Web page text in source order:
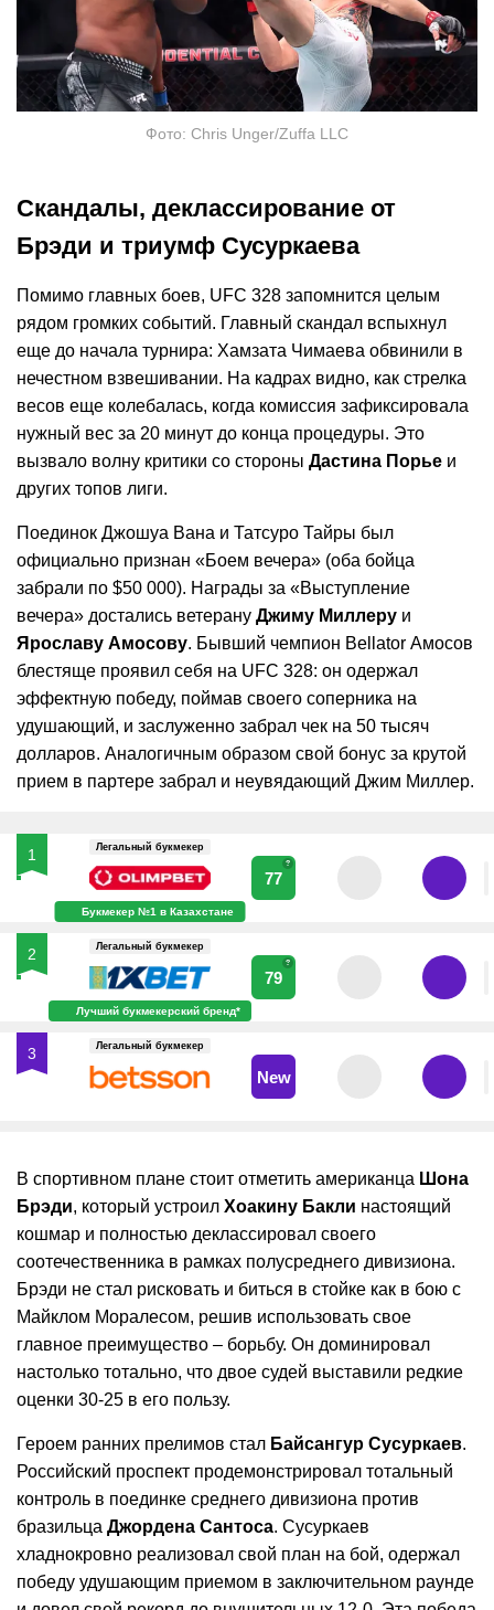
Фото: Chris Unger/Zuffa LLC
Скандалы, деклассирование от
Брэди и триумф Сусуркаева
Помимо главных боев, UFC 328 запомнится целым
рядом громких событий. Главный скандал вспыхнул
еще до начала турнира: Хамзата Чимаева обвинили в
нечестном взвешивании. На кадрах видно, как стрелка
весов еще колебалась, когда комиссия зафиксировала
нужный вес за 20 минут до конца процедуры. Это
вызвало волну критики со стороны Дастина Порье и
других топов лиги.
Поединок Джошуа Вана и Татсуро Тайры был
официально признан «Боем вечера» (оба бойца
забрали по $50 000). Награды за «Выступление
вечера» достались ветерану Джиму Миллеру и
Ярославу Амосову. Бывший чемпион Bellator Амосов
блестяще проявил себя на UFC 328: он одержал
эффектную победу, поймав своего соперника на
удушающий, и заслуженно забрал чек на 50 тысяч
долларов. Аналогичным образом свой бонус за крутой
прием в партере забрал и неувядающий Джим Миллер.
1 Легальный букмекер
Букмекер №1 в Казахстане
77
?
2 Легальный букмекер
Лучший букмекерский бренд*
79
?
3 Легальный букмекер
New
В спортивном плане стоит отметить американца Шона
Брэди, который устроил Хоакину Бакли настоящий
кошмар и полностью деклассировал своего
соотечественника в рамках полусреднего дивизиона.
Брэди не стал рисковать и биться в стойке как в бою с
Майклом Моралесом, решив использовать свое
главное преимущество – борьбу. Он доминировал
настолько тотально, что двое судей выставили редкие
оценки 30-25 в его пользу.
Героем ранних прелимов стал Байсангур Сусуркаев.
Российский проспект продемонстрировал тотальный
контроль в поединке среднего дивизиона против
бразильца Джордена Сантоса. Сусуркаев
хладнокровно реализовал свой план на бой, одержал
победу удушающим приемом в заключительном раунде